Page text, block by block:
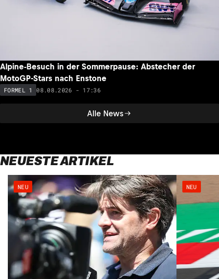
Alle News
Alpine-Besuch in der Sommerpause: Abstecher der
MotoGP-Stars nach Enstone
FORMEL 1 08.08.2026 - 17:36
NEUESTE ARTIKEL
NEU NEU